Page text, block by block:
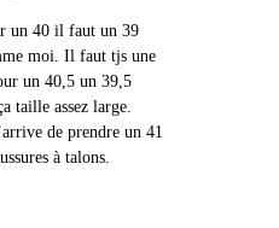
un 40 il faut un 39
moi. Il faut tjs une
un 40,5 un 39,5
taille assez large.
de prendre un 41
à talons.